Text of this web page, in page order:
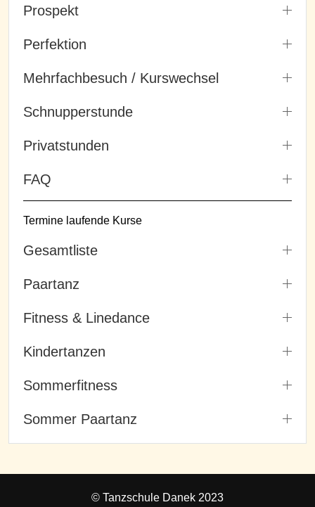
Prospekt
Perfektion
Mehrfachbesuch / Kurswechsel
Schnupperstunde
Privatstunden
FAQ
Termine laufende Kurse
Gesamtliste
Paartanz
Fitness & Linedance
Kindertanzen
Sommerfitness
Sommer Paartanz
© Tanzschule Danek 2023